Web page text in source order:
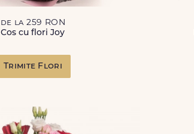
de la 259 RON
Cos cu flori Joy
Trimite Flori